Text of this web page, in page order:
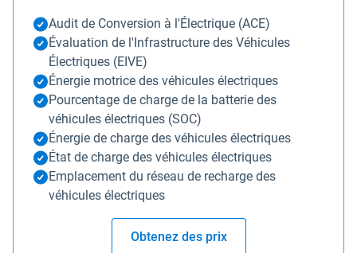
Audit de Conversion à l'Électrique (ACE)
Évaluation de l'Infrastructure des Véhicules
Électriques (EIVE)
Énergie motrice des véhicules électriques
Pourcentage de charge de la batterie des
véhicules électriques (SOC)
Énergie de charge des véhicules électriques
État de charge des véhicules électriques
Emplacement du réseau de recharge des
véhicules électriques
Obtenez des prix